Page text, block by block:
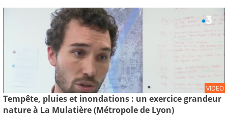
VIDEO
Tempête, pluies et inondations : un exercice grandeur
nature à La Mulatière (Métropole de Lyon)